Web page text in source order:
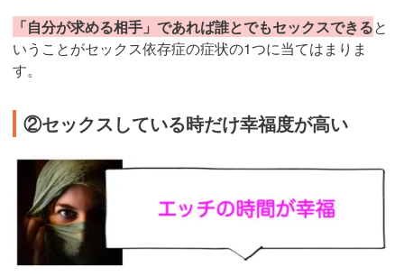
「自分が求める相手」であれば誰とでもセックスできると
いうことがセックス依存症の症状の1つに当てはまりま
す。
②セックスしている時だけ幸福度が高い